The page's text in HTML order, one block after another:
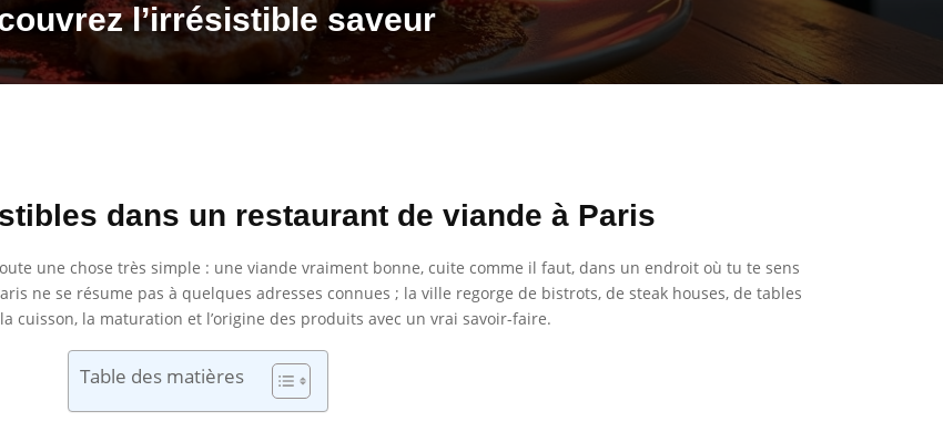
l’irrésistible saveur
dans un restaurant de viande à Paris
une chose très simple : une viande vraiment bonne, cuite comme il faut, dans un endroit où tu te sens
ne se résume pas à quelques adresses connues ; la ville regorge de bistrots, de steak houses, de tables
cuisson, la maturation et l’origine des produits avec un vrai savoir-faire.
Table des matières